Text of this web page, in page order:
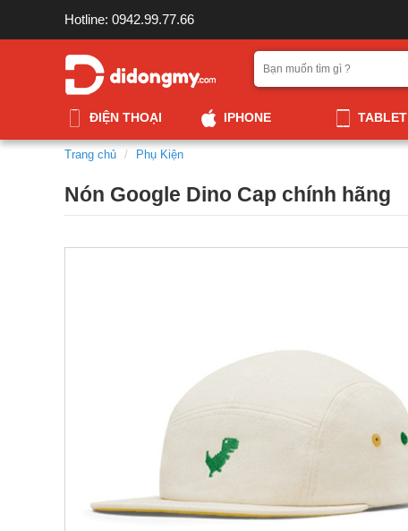
Hotline: 0942.99.77.66
ĐIỆN THOẠI IPHONE TABLET
Trang chủ Phụ Kiện
Nón Google Dino Cap chính hãng